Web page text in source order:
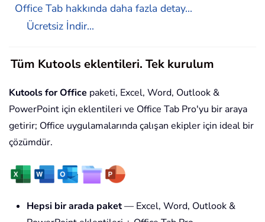
Office Tab hakkında daha fazla detay...
Ücretsiz İndir...
Tüm Kutools eklentileri. Tek kurulum
Kutools for Office paketi, Excel, Word, Outlook &
PowerPoint için eklentileri ve Office Tab Pro'yu bir araya
getirir; Office uygulamalarında çalışan ekipler için ideal bir
çözümdür.
Hepsi bir arada paket— Excel, Word, Outlook &